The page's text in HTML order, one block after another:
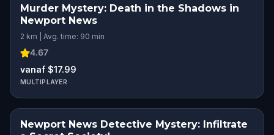
Murder Mystery: Death in the Shadows in
Newport News
2 km | Avg. time: 90 min
4.67
vanaf $17.99
MULTIPLAYER
Newport News Detective Mystery: Infiltrate